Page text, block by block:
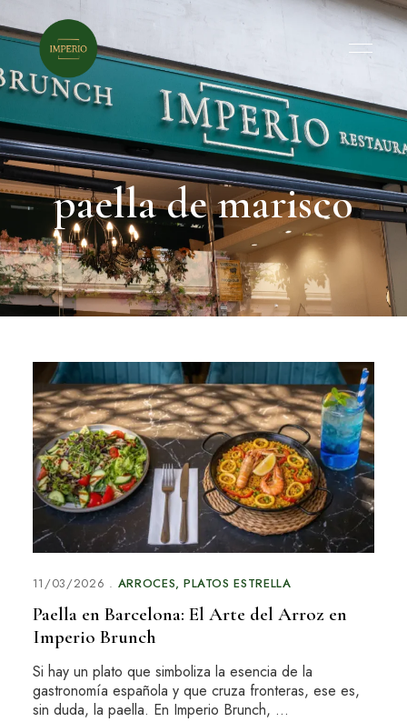
paella de marisco
11/03/2026 ARROCES PLATOS ESTRELLA
Paella en Barcelona: El Arte del Arroz en
Imperio Brunch
Si hay un plato que simboliza la esencia de la
gastronomía española y que cruza fronteras, ese es,
sin duda, la paella. En Imperio Brunch, …